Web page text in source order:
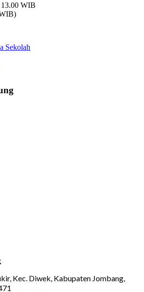
13.00 WIB
Sekolah
Kec. Diwek, Kabupaten Jombang,